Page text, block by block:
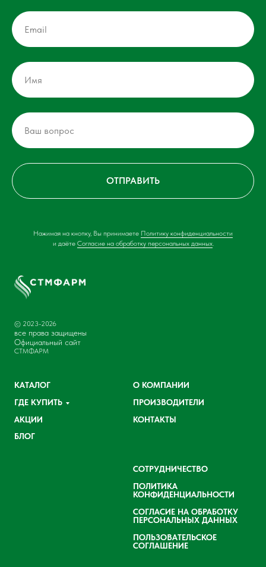
ОТПРАВИТЬ
Нажимая на кнопку, Вы принимаете Политику конфиденциальности
и даёте Согласие на обработку персональных данных.
© 2023-2026
все права защищены
Официальный сайт
СТМФАРМ
КАТАЛОГ
ГДЕ КУПИТЬ
АКЦИИ
БЛОГ
О КОМПАНИИ
ПРОИЗВОДИТЕЛИ
КОНТАКТЫ
СОТРУДНИЧЕСТВО
ПОЛИТИКА
КОНФИДЕНЦИАЛЬНОСТИ
СОГЛАСИЕ НА ОБРАБОТКУ
ПЕРСОНАЛЬНЫХ ДАННЫХ
ПОЛЬЗОВАТЕЛЬСКОЕ
СОГЛАШЕНИЕ